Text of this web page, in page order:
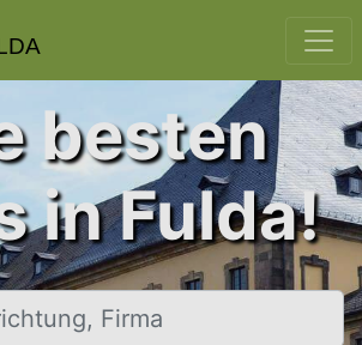
besten
in Fulda!
Firma